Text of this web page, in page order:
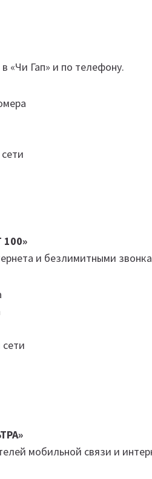
«Чи Гап» и по телефону.
100»
и безлимитными
мобильной связи и